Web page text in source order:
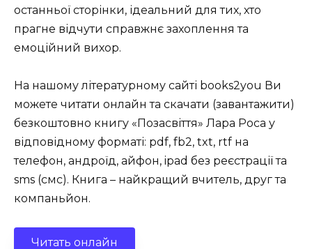
останньої сторінки, ідеальний для тих, хто
прагне відчути справжнє захоплення та
емоційний вихор.
На нашому літературному сайті books2you Ви
можете читати онлайн та скачати (завантажити)
безкоштовно книгу «Позасвіття» Лара Роса у
відповідному форматі: pdf, fb2, txt, rtf на
телефон, андроїд, айфон, ipad без реєстрації та
sms (смс). Книга – найкращий вчитель, друг та
компаньйон.
Читать онлайн